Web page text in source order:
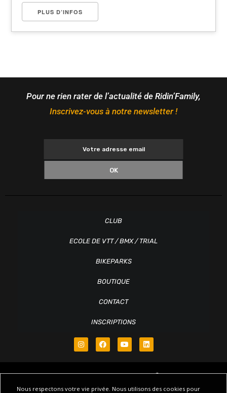
PLUS D’INFOS
Pour ne rien rater de l’actualité de Ridin’Family,
Inscrivez-vous à notre newsletter !
OK
CLUB
ECOLE DE VTT / BMX / TRIAL
BIKEPARKS
BOUTIQUE
CONTACT
INSCRIPTIONS
Nous respectons votre vie privée. Nous utilisons des cookies pour